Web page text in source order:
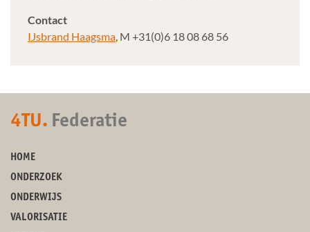
Contact
IJsbrand Haagsma, M +31(0)6 18 08 68 56
4TU. Federatie
HOME
ONDERZOEK
ONDERWIJS
VALORISATIE